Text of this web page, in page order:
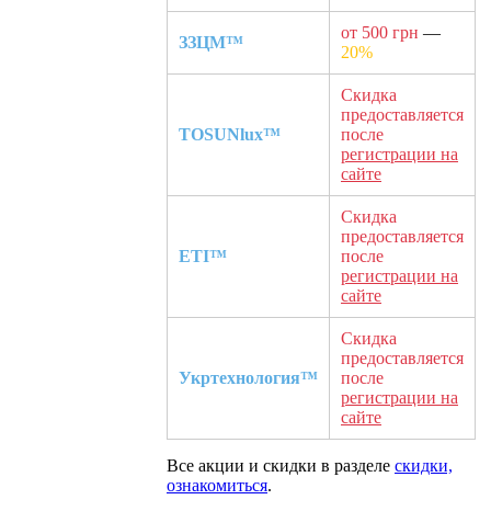
ЗЗЦМ™
от 500 грн —
20%
TOSUNlux™
Скидка
предоставляется
после
регистрации на
сайте
ETI™
Скидка
предоставляется
после
регистрации на
сайте
Укртехнология™
Скидка
предоставляется
после
регистрации на
сайте
Все акции и скидки в разделе скидки,
ознакомиться.